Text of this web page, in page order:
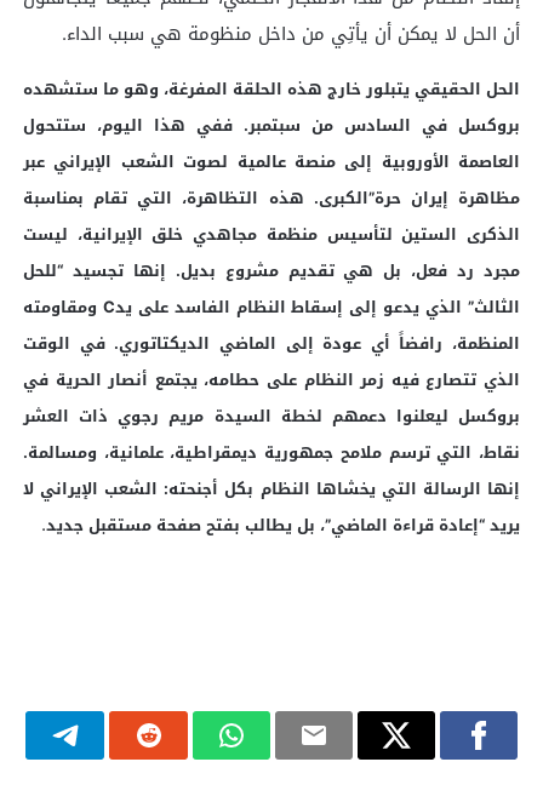
أن الحل لا يمكن أن يأتِي من داخل منظومة هي سبب الداء.
الحل الحقيقي يتبلور خارج هذه الحلقة المفرغة، وهو ما ستشهده
بروكسل في السادس من سبتمبر. ففي هذا اليوم، ستتحول
العاصمة الأوروبية إلى منصة عالمية لصوت الشعب الإيراني عبر
مظاهرة إيران حرة”الكبرى. هذه التظاهرة، التي تقام بمناسبة
الذكرى الستين لتأسيس منظمة مجاهدي خلق الإيرانية، ليست
مجرد رد فعل، بل هي تقديم مشروع بديل. إنها تجسيد “للحل
الثالث” الذي يدعو إلى إسقاط النظام الفاسد على يدC ومقاومته
المنظمة، رافضاً أي عودة إلى الماضي الديكتاتوري. في الوقت
الذي تتصارع فيه زمر النظام على حطامه، يجتمع أنصار الحرية في
بروكسل ليعلنوا دعمهم لخطة السيدة مريم رجوي ذات العشر
نقاط، التي ترسم ملامح جمهورية ديمقراطية، علمانية، ومسالمة.
إنها الرسالة التي يخشاها النظام بكل أجنحته: الشعب الإيراني لا
يريد “إعادة قراءة الماضي”، بل يطالب بفتح صفحة مستقبل جديد.